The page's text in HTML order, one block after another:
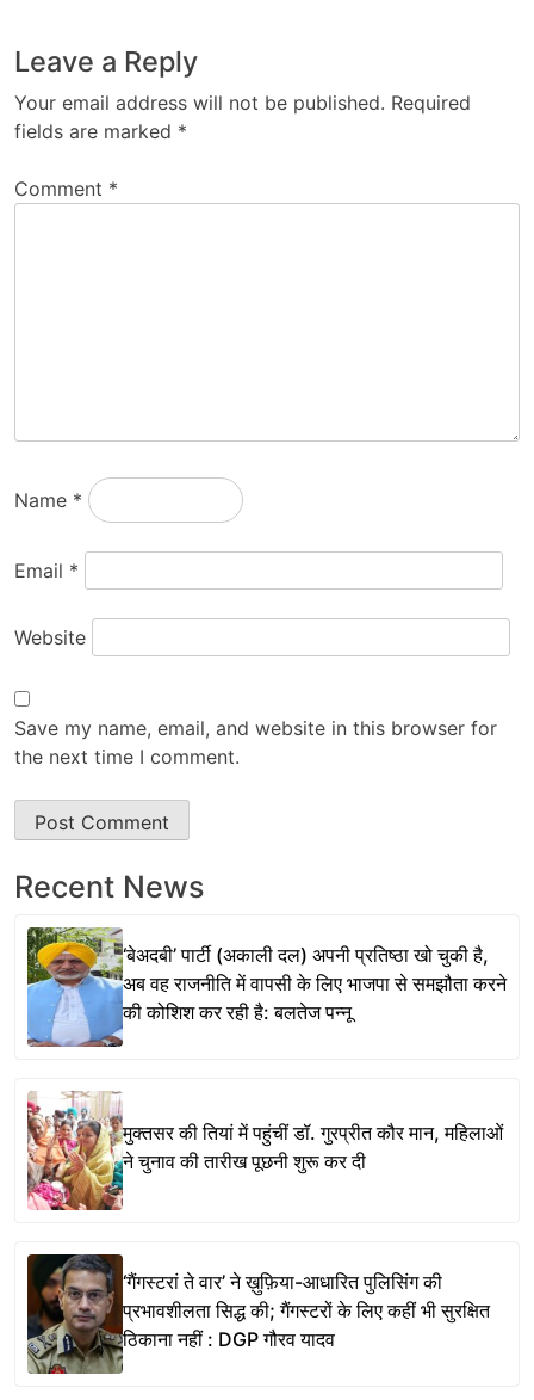
Leave a Reply
Your email address will not be published. Required
fields are marked *
Comment *
Name *
Email *
Website
Save my name, email, and website in this browser for
the next time I comment.
Recent News
‘बेअदबी’ पार्टी (अकाली दल) अपनी प्रतिष्ठा खो चुकी है,
अब वह राजनीति में वापसी के लिए भाजपा से समझौता करने
की कोशिश कर रही है: बलतेज पन्नू
मुक्तसर की तियां में पहुंचीं डॉ. गुरप्रीत कौर मान, महिलाओं
ने चुनाव की तारीख पूछनी शुरू कर दी
‘गैंगस्टरां ते वार’ ने ख़ुफ़िया-आधारित पुलिसिंग की
प्रभावशीलता सिद्ध की; गैंगस्टरों के लिए कहीं भी सुरक्षित
ठिकाना नहीं : DGP गौरव यादव